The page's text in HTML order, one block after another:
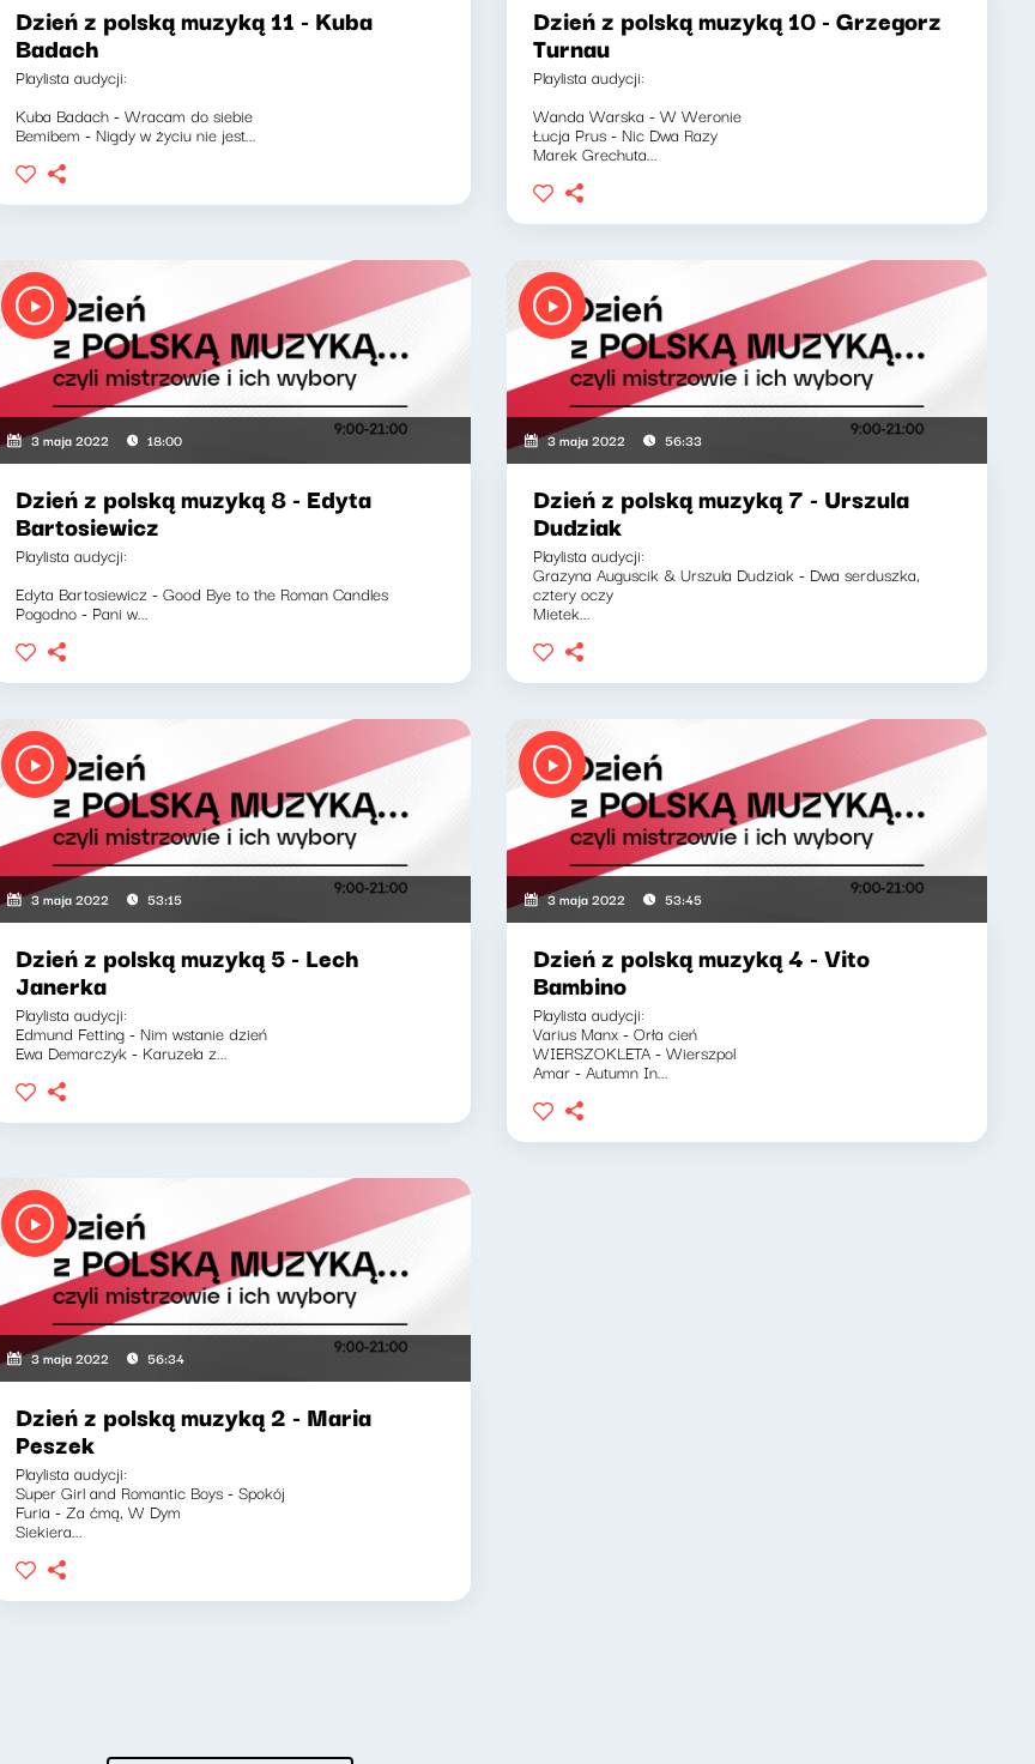
Dzień z polską muzyką 11 - Kuba
Badach
Playlista audycji:
Kuba Badach - Wracam do siebie
Bemibem - Nigdy w życiu nie jest...
Dzień z polską muzyką 10 - Grzegorz
Turnau
Playlista audycji:
Wanda Warska - W Weronie
Łucja Prus - Nic Dwa Razy
Marek Grechuta...
3 maja 2022 18:00
Dzień z polską muzyką 8 - Edyta
Bartosiewicz
Playlista audycji:
Edyta Bartosiewicz - Good Bye to the Roman Candles
Pogodno - Pani w...
3 maja 2022 56:33
Dzień z polską muzyką 7 - Urszula
Dudziak
Playlista audycji:
Grazyna Auguscik & Urszula Dudziak - Dwa serduszka,
cztery oczy
Mietek...
3 maja 2022 53:15
Dzień z polską muzyką 5 - Lech
Janerka
Playlista audycji:
Edmund Fetting - Nim wstanie dzień
Ewa Demarczyk - Karuzela z...
3 maja 2022 53:45
Dzień z polską muzyką 4 - Vito
Bambino
Playlista audycji:
Varius Manx - Orła cień
WIERSZOKLETA - Wierszpol
Amar - Autumn In...
3 maja 2022 56:34
Dzień z polską muzyką 2 - Maria
Peszek
Playlista audycji:
Super Girl and Romantic Boys - Spokój
Furia - Za ćmą, W Dym
Siekiera...